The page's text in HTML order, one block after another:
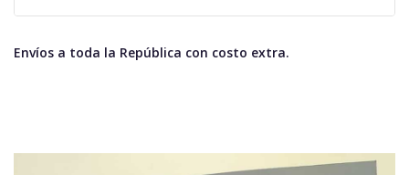
Envíos a toda la República con costo extra.